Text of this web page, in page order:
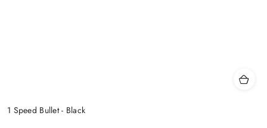
1 Speed Bullet - Black